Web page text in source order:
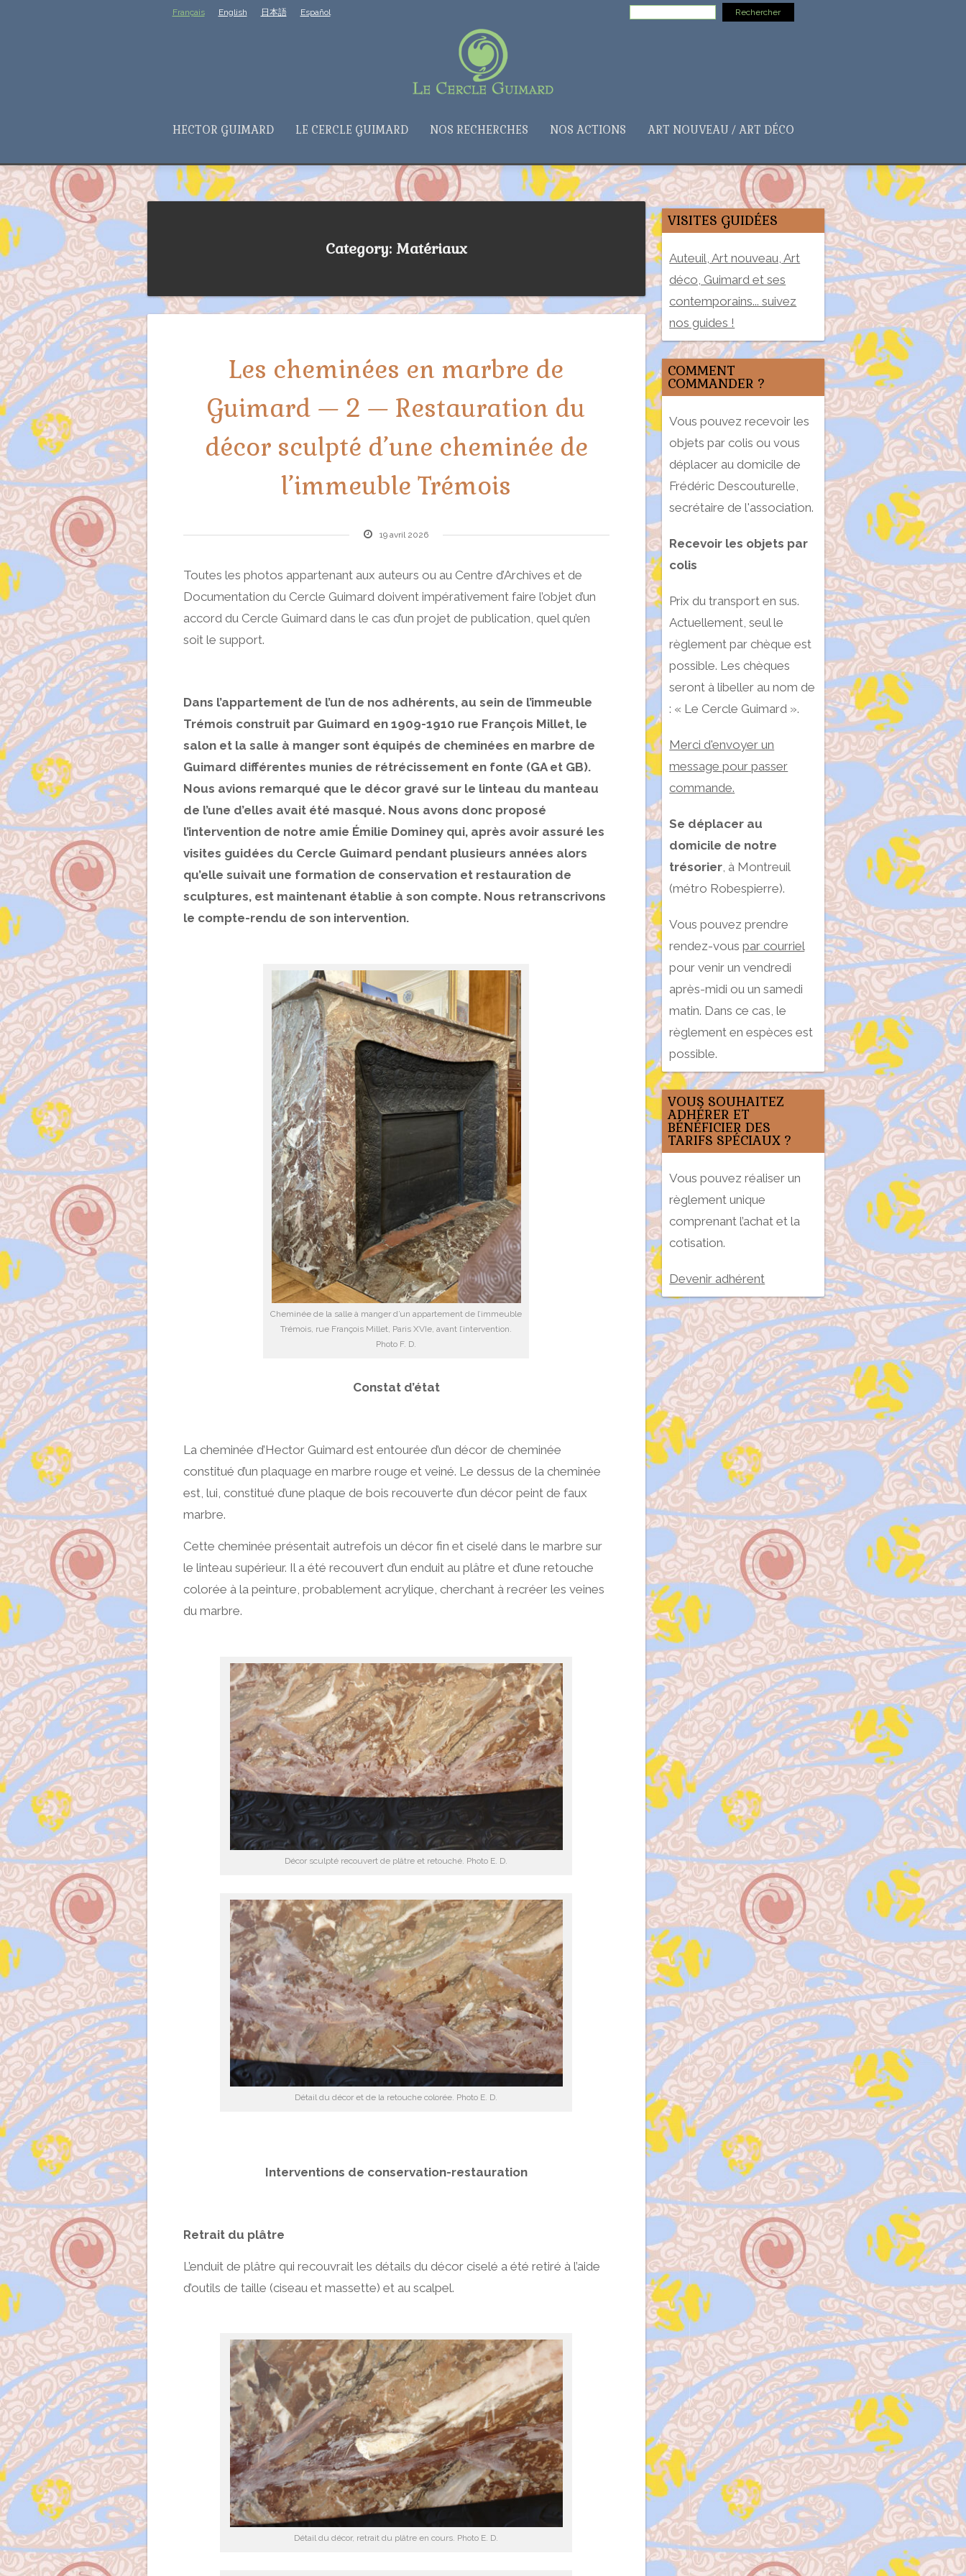
Français English 日本語 Español
HECTOR GUIMARD LE CERCLE GUIMARD NOS RECHERCHES NOS ACTIONS ART NOUVEAU / ART DÉCO
Category: Matériaux
Les cheminées en marbre de
Guimard — 2 — Restauration du
décor sculpté d’une cheminée de
l’immeuble Trémois
19 avril 2026
Toutes les photos appartenant aux auteurs ou au Centre d’Archives et de
Documentation du Cercle Guimard doivent impérativement faire l’objet d’un
accord du Cercle Guimard dans le cas d’un projet de publication, quel qu’en
soit le support.
Dans l’appartement de l’un de nos adhérents, au sein de l’immeuble
Trémois construit par Guimard en 1909-1910 rue François Millet, le
salon et la salle à manger sont équipés de cheminées en marbre de
Guimard différentes munies de rétrécissement en fonte (GA et GB).
Nous avions remarqué que le décor gravé sur le linteau du manteau
de l’une d’elles avait été masqué. Nous avons donc proposé
l’intervention de notre amie Émilie Dominey qui, après avoir assuré les
visites guidées du Cercle Guimard pendant plusieurs années alors
qu’elle suivait une formation de conservation et restauration de
sculptures, est maintenant établie à son compte. Nous retranscrivons
le compte-rendu de son intervention.
Cheminée de la salle à manger d’un appartement de l’immeuble
Trémois, rue François Millet, Paris XVIe, avant l’intervention.
Photo F. D.
Constat d’état
La cheminée d’Hector Guimard est entourée d’un décor de cheminée
constitué d’un plaquage en marbre rouge et veiné. Le dessus de la cheminée
est, lui, constitué d’une plaque de bois recouverte d’un décor peint de faux
marbre.
Cette cheminée présentait autrefois un décor fin et ciselé dans le marbre sur
le linteau supérieur. Il a été recouvert d’un enduit au plâtre et d’une retouche
colorée à la peinture, probablement acrylique, cherchant à recréer les veines
du marbre.
Décor sculpté recouvert de plâtre et retouché. Photo E. D.
Détail du décor et de la retouche colorée. Photo E. D.
Interventions de conservation-restauration
Retrait du plâtre
L’enduit de plâtre qui recouvrait les détails du décor ciselé a été retiré à l’aide
d’outils de taille (ciseau et massette) et au scalpel.
Détail du décor, retrait du plâtre en cours. Photo E. D.
VISITES GUIDÉES
Auteuil, Art nouveau, Art
déco, Guimard et ses
contemporains... suivez
nos guides !
COMMENT
COMMANDER ?
Vous pouvez recevoir les
objets par colis ou vous
déplacer au domicile de
Frédéric Descouturelle,
secrétaire de l'association.
Recevoir les objets par
colis
Prix du transport en sus.
Actuellement, seul le
règlement par chèque est
possible. Les chèques
seront à libeller au nom de
: « Le Cercle Guimard ».
Merci d'envoyer un
message pour passer
commande.
Se déplacer au
domicile de notre
trésorier, à Montreuil
(métro Robespierre).
Vous pouvez prendre
rendez-vouspar courriel
pour venir un vendredi
après-midi ou un samedi
matin. Dans ce cas, le
règlement en espèces est
possible.
VOUS SOUHAITEZ
ADHÉRER ET
BÉNÉFICIER DES
TARIFS SPÉCIAUX ?
Vous pouvez réaliser un
règlement unique
comprenant l’achat et la
cotisation.
Devenir adhérent